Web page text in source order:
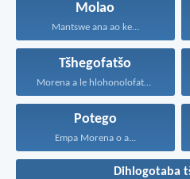
Molao
Mantswe ana ao ke...
Tšhegofatšo
Morena a le hlohonolofatse...
Potego
Empa Morena o a...
Dihlogotaba